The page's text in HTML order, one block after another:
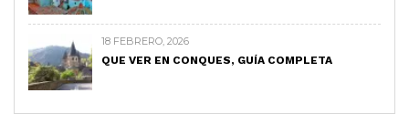
18 FEBRERO, 2026
QUE VER EN CONQUES, GUÍA COMPLETA